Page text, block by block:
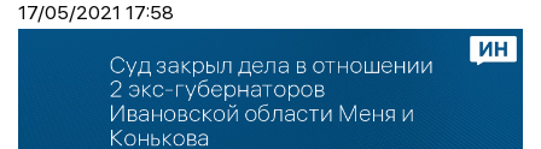
17/05/2021 17:58